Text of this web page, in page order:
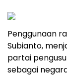
Penggunaan
Subianto,
partai
sebagai